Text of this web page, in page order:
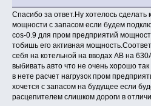
Спасибо за ответ.Ну хотелось
мощности с запасом если будем
cos-0.9 для пром предприятий
тобишь его активная
себя на котельной на вводах АВ на
выбивать авто что не очень хорошо
в нете расчет нагрузок пром
хочется с запасом на будущее если
расцепителем слишком дороги в